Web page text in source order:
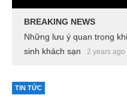
BREAKING NEWS
Những lưu ý quan trọng
sinh khách sạn
2 years ago
TIN TỨC